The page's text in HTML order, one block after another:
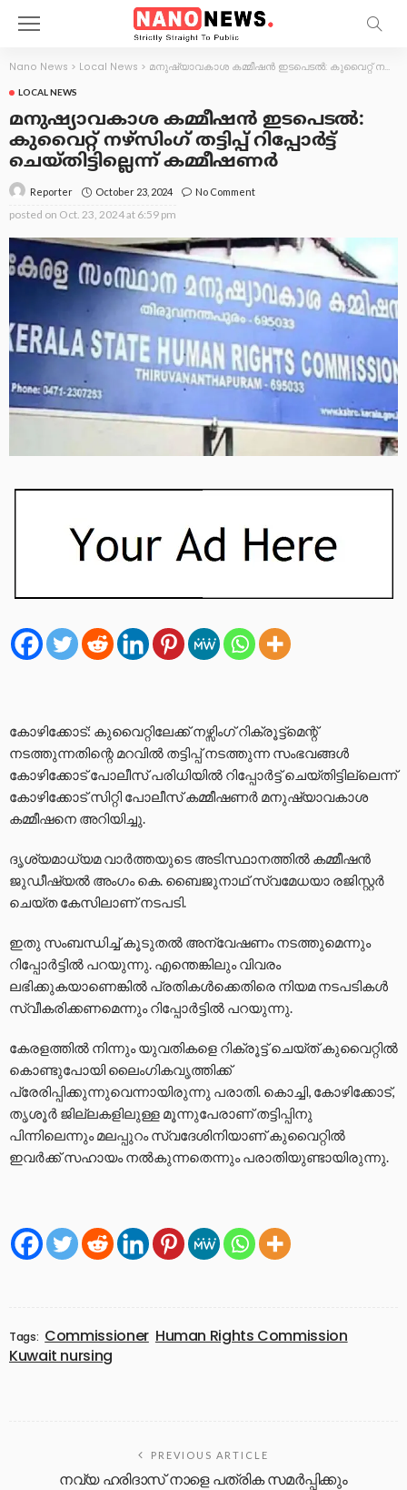
Nano News > Local News > മനുഷ്യാവകാശ കമ്മീഷൻ ഇടപെടൽ: കുവൈറ്റ് നഴ്സിംഗ് തട്ടിപ്പ് റിപ്പോർട്ട് ചെയ്തിട്ടില്ലെന്ന് കമ്മീഷണർ
LOCAL NEWS
മനുഷ്യാവകാശ കമ്മീഷൻ ഇടപെടൽ:
കുവൈറ്റ് നഴ്സിംഗ് തട്ടിപ്പ് റിപ്പോർട്ട്
ചെയ്തിട്ടില്ലെന്ന് കമ്മീഷണർ
Reporter October 23, 2024 No Comment
posted on Oct. 23, 2024 at 6:59 pm
കോഴിക്കോട്: കുവൈറ്റിലേക്ക് നഴ്സിംഗ് റിക്രൂട്ട്മെന്റ്
നടത്തുന്നതിന്റെ മറവിൽ തട്ടിപ്പ് നടത്തുന്ന സംഭവങ്ങൾ
കോഴിക്കോട് പോലീസ് പരിധിയിൽ റിപ്പോർട്ട് ചെയ്തിട്ടില്ലെന്ന്
കോഴിക്കോട് സിറ്റി പോലീസ് കമ്മീഷണർ മനുഷ്യാവകാശ
കമ്മീഷനെ അറിയിച്ചു.
ദൃശ്യമാധ്യമ വാർത്തയുടെ അടിസ്ഥാനത്തിൽ കമ്മീഷൻ
ജുഡീഷ്യൽ അംഗം കെ. ബൈജുനാഥ് സ്വമേധയാ രജിസ്റ്റർ
ചെയ്ത കേസിലാണ് നടപടി.
ഇതു സംബന്ധിച്ച് കൂടുതൽ അന്വേഷണം നടത്തുമെന്നും
റിപ്പോർട്ടിൽ പറയുന്നു. എന്തെങ്കിലും വിവരം
ലഭിക്കുകയാണെങ്കിൽ പ്രതികൾക്കെതിരെ നിയമ നടപടികൾ
സ്വീകരിക്കണമെന്നും റിപ്പോർട്ടിൽ പറയുന്നു.
കേരളത്തിൽ നിന്നും യുവതികളെ റിക്രൂട്ട് ചെയ്ത് കുവൈറ്റിൽ
കൊണ്ടുപോയി ലൈംഗികവൃത്തിക്ക്
പ്രേരിപ്പിക്കുന്നുവെന്നായിരുന്നു പരാതി. കൊച്ചി, കോഴിക്കോട്,
തൃശൂർ ജില്ലകളിലുള്ള മൂന്നുപേരാണ് തട്ടിപ്പിനു
പിന്നിലെന്നും മലപ്പുറം സ്വദേശിനിയാണ് കുവൈറ്റിൽ
ഇവർക്ക് സഹായം നൽകുന്നതെന്നും പരാതിയുണ്ടായിരുന്നു.
Tags: Commissioner Human Rights Commission
Kuwait nursing
PREVIOUS ARTICLE
നവ്യ ഹരിദാസ് നാളെ പത്രിക സമർപ്പിക്കും